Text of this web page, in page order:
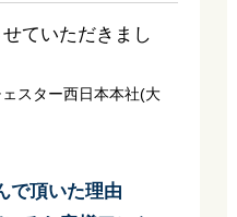
ていただきまし
スター西日本本社(大
で頂いた理由